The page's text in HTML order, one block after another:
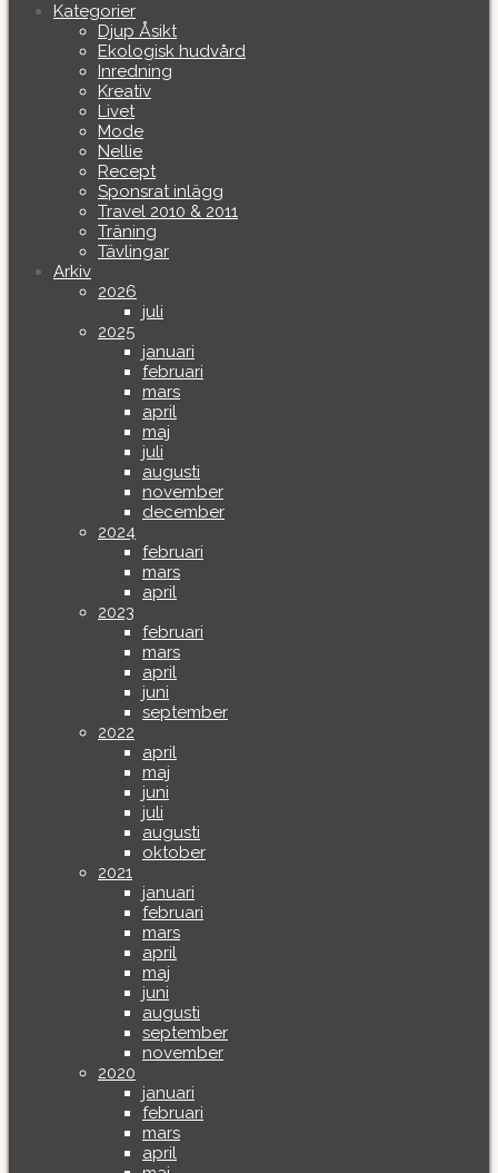
Kategorier
Djup Åsikt
Ekologisk hudvård
Inredning
Kreativ
Livet
Mode
Nellie
Recept
Sponsrat inlägg
Travel 2010 & 2011
Träning
Tävlingar
Arkiv
2026
juli
2025
januari
februari
mars
april
maj
juli
augusti
november
december
2024
februari
mars
april
2023
februari
mars
april
juni
september
2022
april
maj
juni
juli
augusti
oktober
2021
januari
februari
mars
april
maj
juni
augusti
september
november
2020
januari
februari
mars
april